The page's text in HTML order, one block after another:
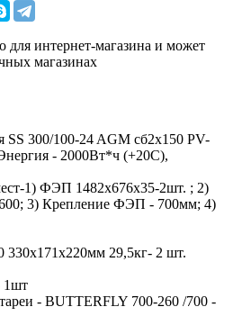
для интернет-магазина и может
магазинах
SS 300/100-24 AGM сб2x150 PV-
- 2000Вт*ч (+20С),
1) ФЭП 1482х676х35-2шт. ; 2)
3) Крепление ФЭП - 700мм; 4)
29,5кг- 2 шт.
1шт
- BUTTERFLY 700-260 /700 -